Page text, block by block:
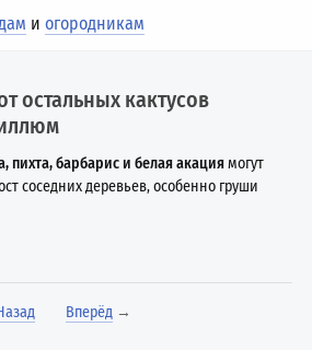
иогородникам
остальных кактусов
пихта, барбарис и белая акациямогут
соседних деревьев, особенно груши
Вперёд →